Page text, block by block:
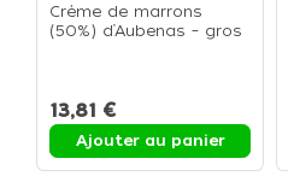
Crème de marrons
(50%) d’Aubenas – gros
13,81 €
Ajouter au panier